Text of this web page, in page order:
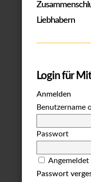
Liebhabern
Login für
Anmelden
Benutzername
Passwort
Angemeldet
Passwort